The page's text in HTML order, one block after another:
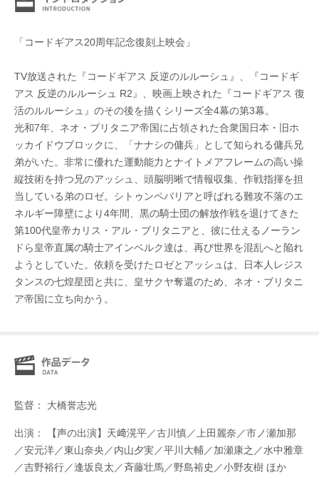
「コードギアス20周年記念復刻上映会」
TV放送された『コードギアス 反逆のルルーシュ』、『コードギ
アス 反逆のルルーシュ R2』、映画上映された『コードギアス 復
活のルルーシュ』のその後を描くシリーズ全4幕の第3幕。
光和7年、ネオ・ブリタニア帝国に占領された合衆国日本・旧ホ
ッカイドウブロックに、「ナナシの傭兵」として知られる傭兵兄
弟がいた。非常に優れた運動能力とナイトメアフレームの高い操
縦技術を持つ兄のアッシュ、頭脳明晰で情報収集、作戦指揮を担
当している弟のロゼ。シトゥンペバリアと呼ばれる難攻不落のエ
ネルギー障壁により4年間、黒の騎士団の解放作戦を退けてきた
第100代皇帝カリス・アル・ブリタニアと、彼に仕えるノーラン
ドら皇帝直属の騎士アインベルク達は、再び世界を混乱へと陥れ
ようとしていた。依頼を受けたロゼとアッシュは、日本人レジス
タンスの七煌星団と共に、皇サクヤ奪還のため、ネオ・ブリタニ
ア帝国に立ち向かう。
監督： 大橋誉志光
出演： 【声の出演】天﨑滉平／古川慎／上田麗奈／市ノ瀬加那
／安元洋／東山奈央／内山夕実／平川大輔／加瀬康之／水中雅章
／吉野裕行／逢坂良太／斉藤壮馬／野島裕史／小野友樹 ほか